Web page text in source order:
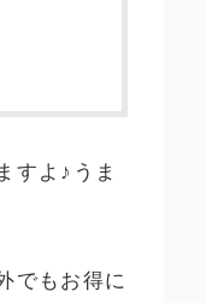
すよ♪うま
でもお得に